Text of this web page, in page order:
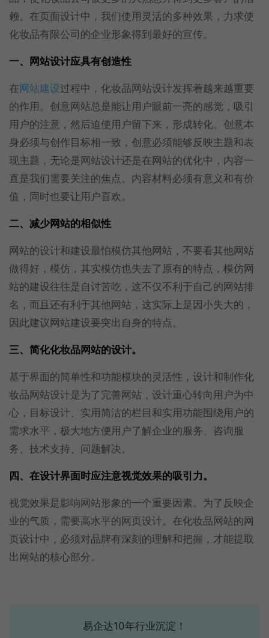
赖。在页面设计中，我们使用灵活的多种效果，力求使
化妆品有限公司的企业形象得到最好的宣传。
一、网站设计应具有创造性
在 网站建设过程中，化妆品网站设计发挥着越来越重要
的作用。创意网站总是能让用户眼前一亮的感觉，吸引
用户的注意，然后迫使用户留下来，形成转化。创意本
身必须与创作目标相一致，创意必须能够反映主题和表
现主题，无论是网站设计还是在网站的优化中，内容一
直是我们需要关注的焦点。内容材料必须有意义和有价
值，同时也要让用户喜欢。
二、减少网站的相似性
网站的设计和建设最怕模仿其他网站，不要看其他网站
做得好，模仿，其实模仿也失去了原有的特点，模仿网
站的建设往往是自讨苦吃，这不仅不利于自己的网站排
名，而且还有利于其他网站，这实际上是因小失大的，
因此建议网站建设要突出自身的特点。
三、简化化妆品网站的设计。
基于界面的简单性和功能模块的灵活性，设计和制作化
妆品网站设计是为了完善网站，设计重心转向用户为中
心，目标设计、实用简洁的栏目和实用功能围绕用户的
需求水平，极大地方便用户了解企业的服务、咨询服
务、技术支持、问题解决。
四、在设计界面时应注意视觉效果的吸引力。
视觉效果是影响网站形象的一个重要因素。为了反映企
业的气质，需要高水平的网页设计。在化妆品网站的网
页设计中，必须对品牌有深刻的理解和把握，才能提取
出网站的核心部分。
易企达10年行业沉淀！